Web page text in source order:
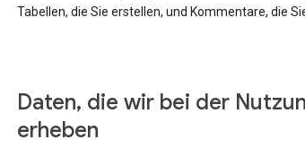
Tabellen, die Sie erstellen, und Kommentare, die
Daten, die wir bei der
erheben